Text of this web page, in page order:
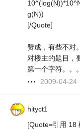
g(N))
[/Quote]
赞成，有些不对。
对楼主的题目，
第一个字符。。
2009-04-24
hityct1
[Quote=引用 18